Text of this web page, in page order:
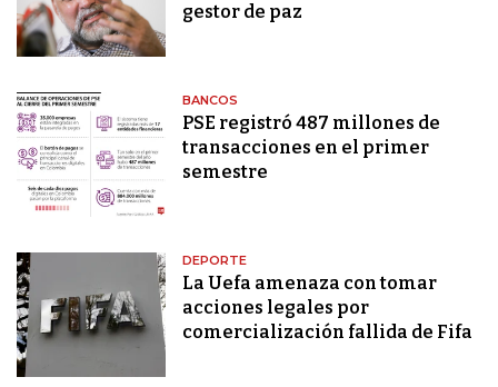
gestor de paz
BANCOS
PSE registró 487 millones de
transacciones en el primer
semestre
DEPORTE
La Uefa amenaza con tomar
acciones legales por
comercialización fallida de Fifa